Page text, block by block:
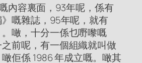
內容裏面，93年呢，係有
嘅雜誌，95年呢，就有
。噉，十分一係乜嘢嚟嘅
前呢，有一個組織就叫做
噉佢係 1986 年成立嘅。噉其